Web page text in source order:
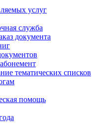
услуг
служба
документа
тематических списков
помощь